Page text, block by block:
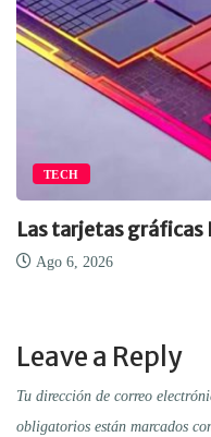
TECH
Las tarjetas gráficas
Ago 6, 2026
Leave a Reply
Tu dirección de correo
obligatorios están marcados